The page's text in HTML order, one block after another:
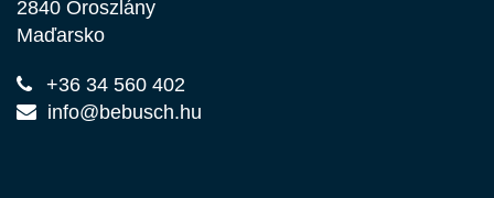
2840 Oroszlány
Maďarsko
+36 34 560 402
info@bebusch.hu